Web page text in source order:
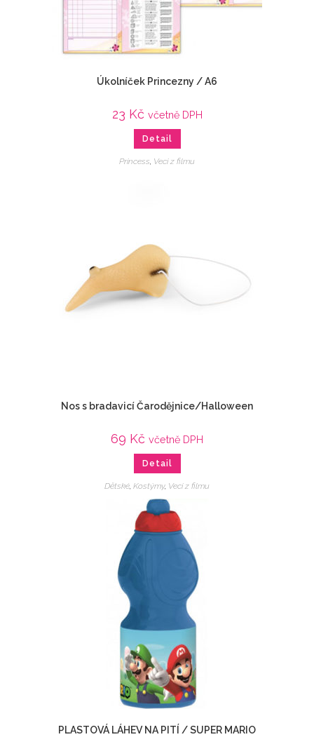
Úkolníček Princezny / A6
23 Kč včetně DPH
Detail
Princess, Veci z filmu
Nos s bradavicí Čarodějnice/Halloween
69 Kč včetně DPH
Detail
Dětské Kostýmy, Veci z filmu
PLASTOVÁ LÁHEV NA PITÍ / SUPER MARIO